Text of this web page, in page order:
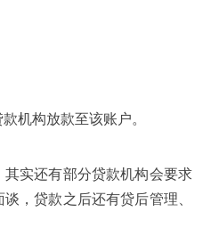
机构放款至该账户。
其实还有部分贷款机构会要求
，贷款之后还有贷后管理、